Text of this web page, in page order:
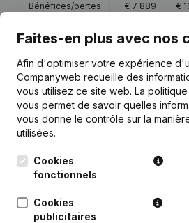
Bénéfices/pertes € 7 889 €
Chiffre d'affaires €101 658
Capitaux propres €83 195 €
Marge brute €16 174 €
Faites-en plus avec nos
Afin d'optimiser votre expérience
Companyweb recueille des
vous utilisez ce site web. La
vous permet de savoir quelles
vous donne le contrôle sur la
utilisées.
Cookies
fonctionnels
Cookies
publicitaires